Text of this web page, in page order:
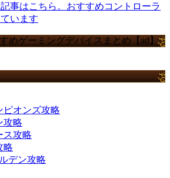
事はこちら。おすすめコントローラ
います
めゲーミングデバイスまとめ【ad】
ピオンズ攻略
攻略
ス攻略
略
デン攻略